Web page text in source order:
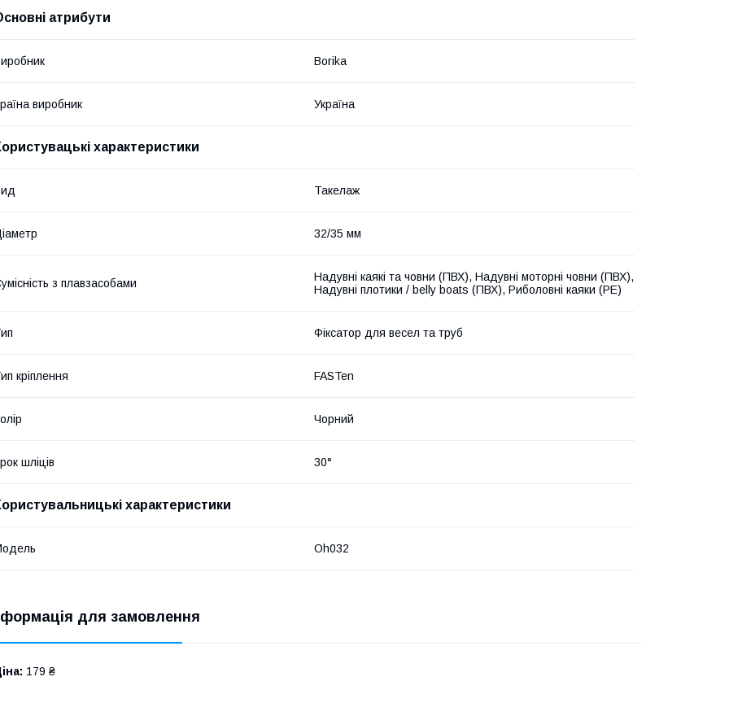
атрибути
Borika
виробник Україна
характеристики
Такелаж
32/35 мм
з плавзасобами
Надувні каякі та човни (ПВХ), Надувні моторні човни (ПВХ),
Надувні плотики / belly boats (ПВХ), Риболовні каяки (PE)
Фіксатор для весел та труб
кріплення FASTen
Чорний
шліців 30°
характеристики
Oh032
для замовлення
179 ₴